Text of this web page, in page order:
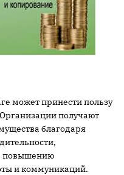
может принести пользу
получают
благодаря
повышению
и коммуникаций.